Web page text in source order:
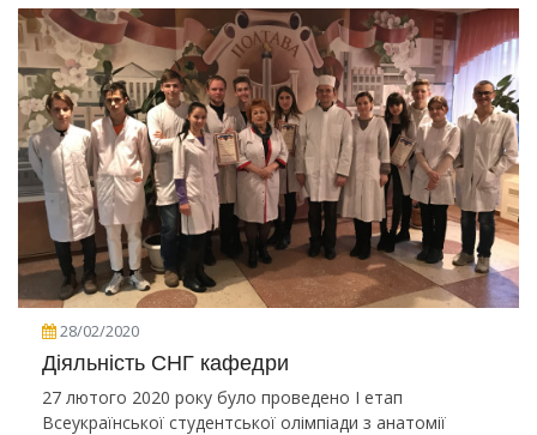
28/02/2020
Діяльність СНГ кафедри
27 лютого 2020 року було проведено І етап
Всеукраїнської студентської олімпіади з анатомії